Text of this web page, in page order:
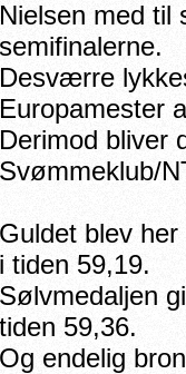
Nielsen med til
semifinalerne.
Desværre
Europamester
Derimod bliver
Svømmeklub/
Guldet blev
i tiden 59,19.
Sølvmedaljen
tiden 59,36.
Og endelig